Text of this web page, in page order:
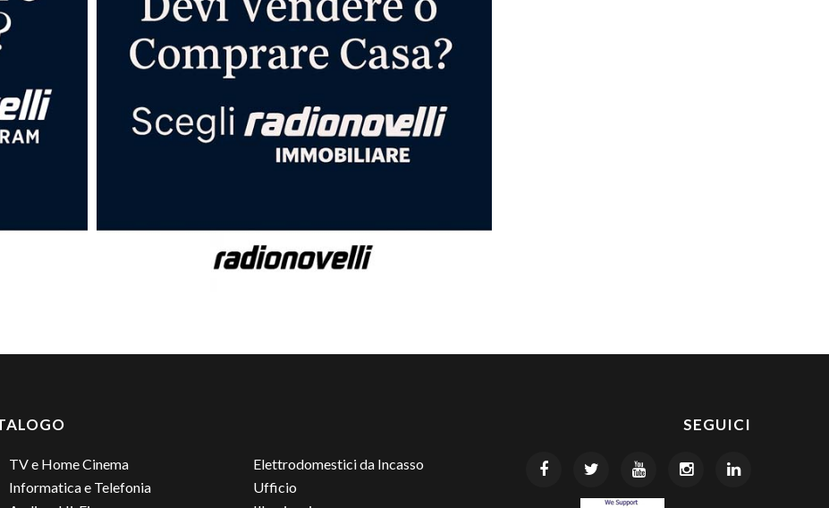
SEGUICI
TV e Home Cinema
Informatica e Telefonia
Elettrodomestici da Incasso
Ufficio